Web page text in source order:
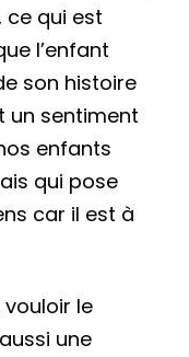
ce qui est
l’enfant
son histoire
un sentiment
enfants
qui pose
car il est à
vouloir le
une